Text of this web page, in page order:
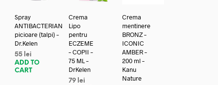
Spray
ANTIBACTERIAN
picioare (talpi) –
Dr.Kelen
55 lei
ADD TO
CART
Crema
Lipo
pentru
ECZEME
– COPII –
75 ML –
DrKelen
79 lei
Crema
mentinere
BRONZ –
ICONIC
AMBER –
200 ml –
Kanu
Nature